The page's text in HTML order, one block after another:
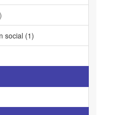
social (1)